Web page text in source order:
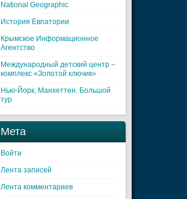
National Geographic
История Евпатории
Крымское Информационное
Агентство
Международный детский центр –
комплекс «Золотой ключик»
Нью-Йорк, Манхеттен. Большой
тур
Мета
Войти
Лента записей
Лента комментариев